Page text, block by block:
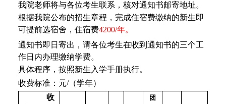
我院老师将与各位考生联系，核对通知书邮寄地址。
根据我院公布的招生章程，完成住宿费缴纳的新生即
可提前选宿舍，住宿费4200/年。
通知书即日寄出，请各位考生在收到通知书的三个工
作日内办理缴纳学费。
具体程序，按照新生入学手册执行。
收费标准：元/（学年）
收
团